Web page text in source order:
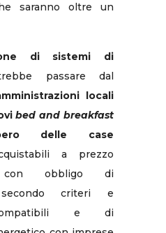
saranno oltre un
di sistemi di
passare dal
locali
bed and breakfast
delle case
a prezzo
obbligo di
secondo criteri e
e di